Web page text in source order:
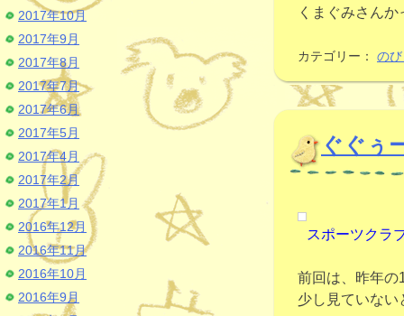
くまぐみさん
カテゴリー： の
ぐぐぅ
スポーツクラ
前回は、昨年の
少し見ていない
2017年10月
2017年9月
2017年8月
2017年7月
2017年6月
2017年5月
2017年4月
2017年2月
2017年1月
2016年12月
2016年11月
2016年10月
2016年9月